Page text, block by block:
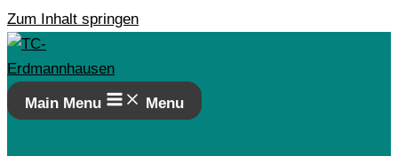
Zum Inhalt springen
Main Menu Menu